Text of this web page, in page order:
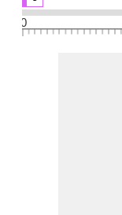
0